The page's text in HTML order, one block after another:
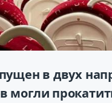
в двух
могли